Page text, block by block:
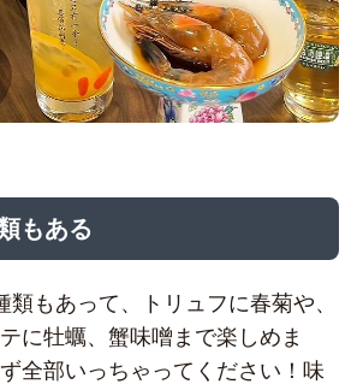
もある
類もあって、トリュフに春菊や、
に牡蠣、蟹味噌まで楽しめま
全部いっちゃってください！味